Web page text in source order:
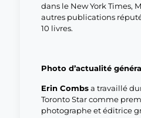
dans le New York Times,
autres publications
10 livres.
Photo d’actualité
Erin Combsa travaillé
Toronto Star comme
photographe et éditrice